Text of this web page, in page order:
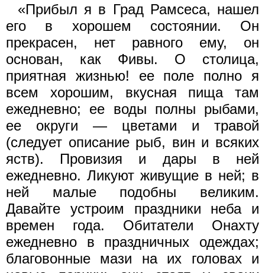
«Прибыл я в Град Рамсеса, нашел
его в хорошем состоянии. Он
прекрасен, нет равного ему, он
основан, как Фивы. О столица,
приятная жизнью! ее поле полно я
всем хорошим, вкусная пища там
ежедневно; ее воды полны рыбами,
ее округи — цветами и травой
(следует описание рыб, вин и всяких
яств). Провизия и дары в ней
ежедневно. Ликуют живущие в ней; в
ней малые подобны великим.
Давайте устроим праздники неба и
времен года. Обитатели Онахту
ежедневно в праздничных одеждах;
благовонные мази на их головах и